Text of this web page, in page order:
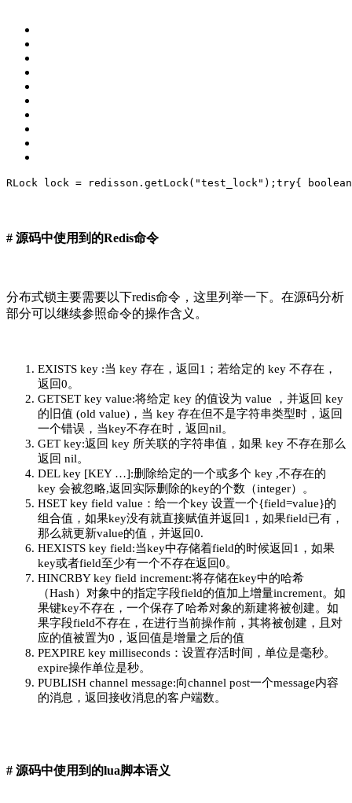
RLock lock = redisson.getLock( "test_lock" ); try{
# 源码中使用到的Redis命令
分布式锁主要需要以下redis命令，这里列举一下。在源码分析
部分可以继续参照命令的操作含义。
EXISTS key :当 key 存在，返回1；若给定的 key 不存在，
返回0。
GETSET key value:将给定 key 的值设为 value ，并返回 key
的旧值 (old value)，当 key 存在但不是字符串类型时，返回
一个错误，当key不存在时，返回nil。
GET key:返回 key 所关联的字符串值，如果 key 不存在那么
返回 nil。
DEL key [KEY …]:删除给定的一个或多个 key ,不存在的
key 会被忽略,返回实际删除的key的个数（integer）。
HSET key field value：给一个key 设置一个{field=value}的
组合值，如果key没有就直接赋值并返回1，如果field已有，
那么就更新value的值，并返回0.
HEXISTS key field:当key中存储着field的时候返回1，如果
key或者field至少有一个不存在返回0。
HINCRBY key field increment:将存储在key中的哈希
（Hash）对象中的指定字段field的值加上增量increment。如
果键key不存在，一个保存了哈希对象的新建将被创建。如
果字段field不存在，在进行当前操作前，其将被创建，且对
应的值被置为0，返回值是增量之后的值
PEXPIRE key milliseconds：设置存活时间，单位是毫秒。
expire操作单位是秒。
PUBLISH channel message:向channel post一个message内容
的消息，返回接收消息的客户端数。
# 源码中使用到的lua脚本语义